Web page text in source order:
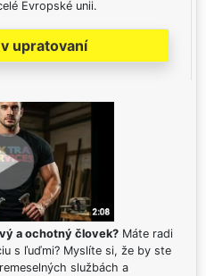
Evropské unii.
upratovaní
a ochotný človek? Máte radi
s ľuďmi? Myslíte si, že by ste
službách a